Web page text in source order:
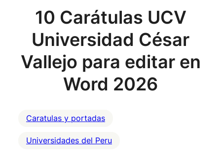
10 Carátulas UCV
Universidad César
Vallejo para editar en
Word 2026
Caratulas y portadas
Universidades del Peru